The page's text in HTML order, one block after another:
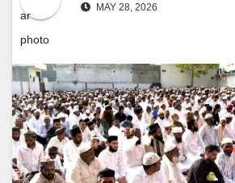
MAY 28, 2026